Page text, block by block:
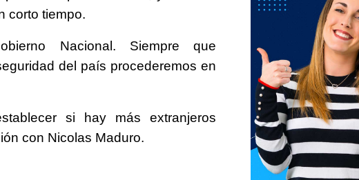
corto tiempo.
Nacional. Siempre que
del país procederemos en
si hay más extranjeros
con Nicolas Maduro.